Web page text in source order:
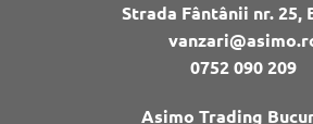
Strada Fântânii nr. 25,
0752 090 209
Asimo Trading